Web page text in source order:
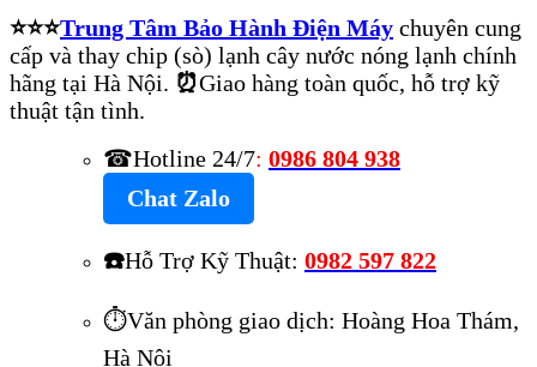
⭐⭐⭐Trung Tâm Bảo Hành Điện Máy chuyên cung
cấp và thay chip (sò) lạnh cây nước nóng lạnh chính
hãng tại Hà Nội. ⏰Giao hàng toàn quốc, hỗ trợ kỹ
thuật tận tình.
☎Hotline 24/7: 0986 804 938
Chat Zalo
☎️Hỗ Trợ Kỹ Thuật: 0982 597 822
⏱️Văn phòng giao dịch: Hoàng Hoa Thám,
Hà Nội